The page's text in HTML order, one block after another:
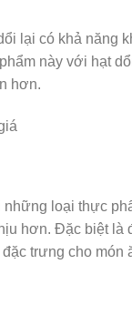
lại có khả năng
này với hạt
hơn.
những loại thực
hơn. Đặc biệt là
trưng cho món